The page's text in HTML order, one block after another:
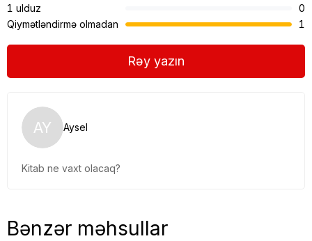
AY Aysel
Kitab ne vaxt olacaq?
1 ulduz
0
Qiymətləndirmə olmadan
1
Rəy yazın
Bənzər məhsullar